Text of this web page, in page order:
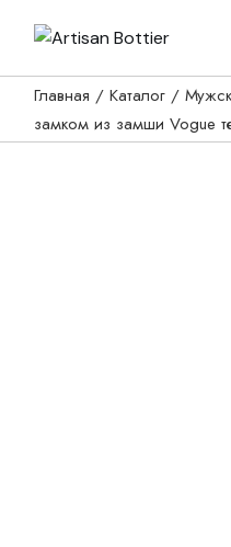
Главная Каталог
замком из замши Vogue